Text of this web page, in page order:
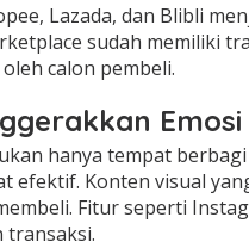
Lazada, dan Blibli
sudah memiliki
calon pembeli.
Emosi
hanya tempat
efektif. Konten visual
Fitur seperti
transaksi.